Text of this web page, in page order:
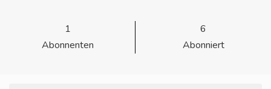
1
Abonnenten
6
Abonniert